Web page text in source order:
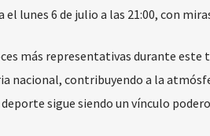
lunes 6 de julio a las 21:00, con
más representativas durante
nacional, contribuyendo a la
sigue siendo un vínculo